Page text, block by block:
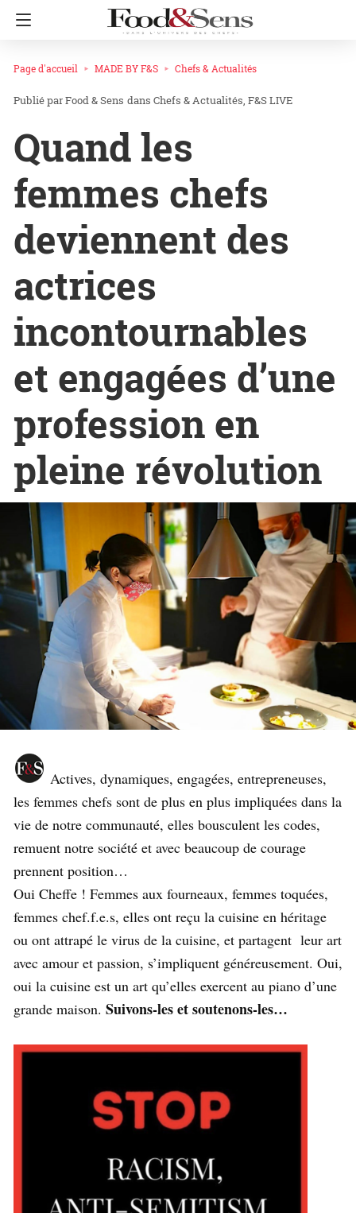
Page d'accueil MADE BY F&S Chefs & Actualités
Food & Sens dans Chefs & Actualités F&S LIVE
Quand les
femmes chefs
deviennent des
actrices
incontournables
et engagées d’une
profession en
pleine révolution
Actives, dynamiques, engagées, entrepreneuses,
les femmes chefs sont de plus en plus impliquées dans la
vie de notre communauté, elles bousculent les codes,
remuent notre société et avec beaucoup de courage
prennent position…
Oui Cheffe ! Femmes aux fourneaux, femmes toquées,
femmes chef.f.e.s, elles ont reçu la cuisine en héritage
ou ont attrapé le virus de la cuisine, et partagent leur art
avec amour et passion, s’impliquent généreusement. Oui,
oui la cuisine est un art qu’elles exercent au piano d’une
grande maison. Suivons-les et soutenons-les…